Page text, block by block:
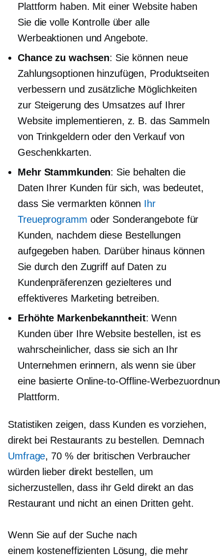
Plattform haben. Mit einer Website haben
Sie die volle Kontrolle über alle
Werbeaktionen und Angebote.
Chance zu wachsen: Sie können neue
Zahlungsoptionen hinzufügen, Produktseiten
verbessern und zusätzliche Möglichkeiten
zur Steigerung des Umsatzes auf Ihrer
Website implementieren, z. B. das Sammeln
von Trinkgeldern oder den Verkauf von
Geschenkkarten.
Mehr Stammkunden: Sie behalten die
Daten Ihrer Kunden für sich, was bedeutet,
dass Sie vermarkten können Ihr
Treueprogramm oder Sonderangebote für
Kunden, nachdem diese Bestellungen
aufgegeben haben. Darüber hinaus können
Sie durch den Zugriff auf Daten zu
Kundenpräferenzen gezielteres und
effektiveres Marketing betreiben.
Erhöhte Markenbekanntheit: Wenn
Kunden über Ihre Website bestellen, ist es
wahrscheinlicher, dass sie sich an Ihr
Unternehmen erinnern, als wenn sie über
eine basierte Online-to-Offline-
Plattform.
Statistiken zeigen, dass Kunden es vorziehen,
direkt bei Restaurants zu bestellen. Demnach
Umfrage, 70 % der britischen Verbraucher
würden lieber direkt bestellen, um
sicherzustellen, dass ihr Geld direkt an das
Restaurant und nicht an einen Dritten geht.
Wenn Sie auf der Suche nach
einem kosteneffizienten Lösung, die mehr